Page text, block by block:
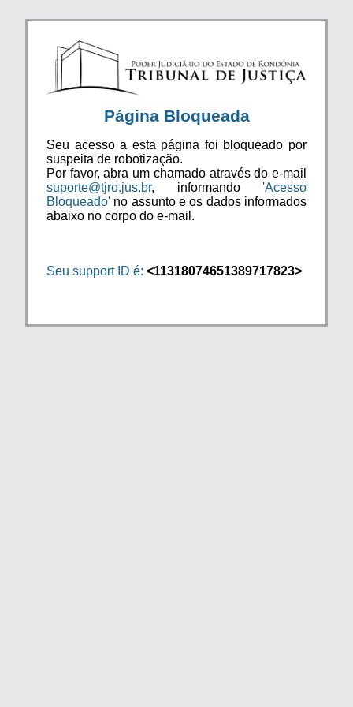
Página Bloqueada
Seu acesso a esta página foi bloqueado por
suspeita de robotização.
Por favor, abra um chamado através do e-mail
suporte@tjro.jus.br, informando 'Acesso
Bloqueado' no assunto e os dados informados
abaixo no corpo do e-mail.
Seu support ID é: <11318074651389717823>